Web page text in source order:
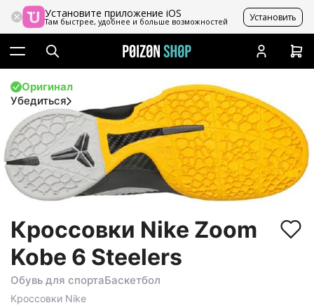
Установите приложение iOS
Там быстрее, удобнее и больше возможностей Установить
Оригинал
Убедиться
Кроссовки Nike Zoom
Kobe 6 Steelers
Обувь для спортаБаскетбол
Кроссовки Nike